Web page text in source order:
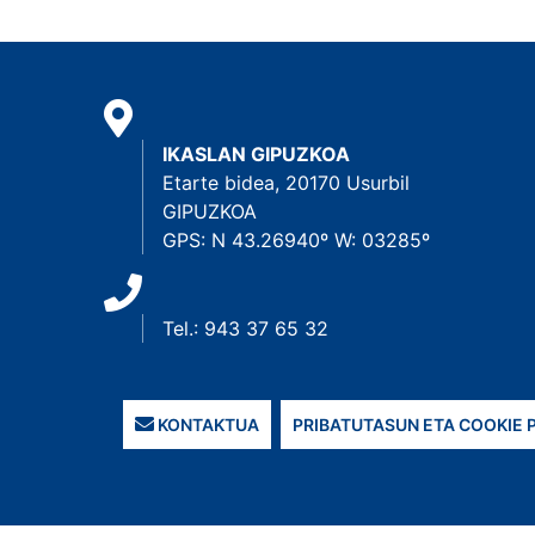
IKASLAN GIPUZKOA
Etarte bidea, 20170 Usurbil
GIPUZKOA
GPS: N 43.26940º W: 03285º
Tel.: 943 37 65 32
KONTAKTUA PRIBATUTASUN ETA COOKIE